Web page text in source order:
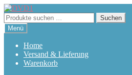
Zur
Navigation
springen
Zum
Inhalt
springen
Suchen
nach:
Suchen
Menü
Home
Versand & Lieferung
Warenkorb